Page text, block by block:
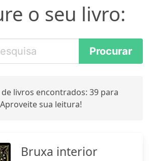
o seu livro:
livros encontrados: 39 para
sua leitura!
Bruxa interior